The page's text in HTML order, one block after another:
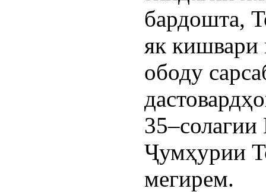
бардошта,
як кишвари
ободу
Ҷумҳурии
мегирем.